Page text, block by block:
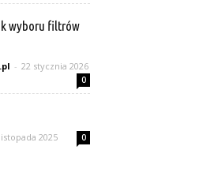
wyboru filtrów
- 22 stycznia 2026
0
2025 0